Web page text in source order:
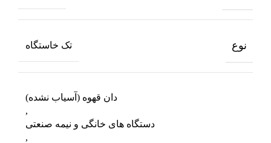
نوع تک خاستگاه
دان قهوه (آسیاب نشده)
,
دستگاه های خانگی و نیمه صنعتی
,